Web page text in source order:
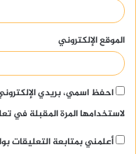
الموقع الإلكتروني
احفظ اسمي، بريدي
لاستخدامها المرة المقبلة في
أعلمني بمتابعة التعليقات